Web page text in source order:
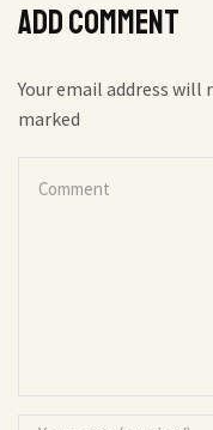
Add comment
Your email address will
marked